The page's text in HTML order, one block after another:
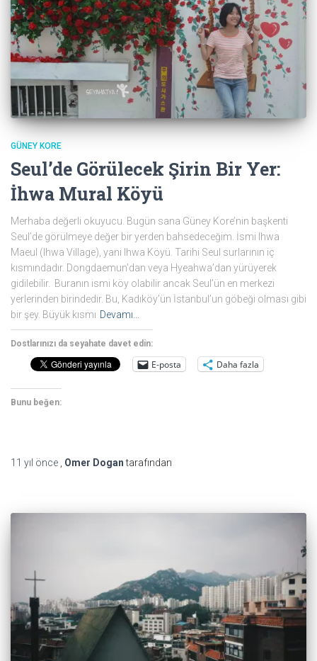
GÜNEY KORE
Seul’de Görülecek Şirin Bir Yer:
İhwa Mural Köyü
Merhaba değerli okuyucu. Bugün sana Güney Kore’nin başkenti
Seul’de görülmeye değer bir yerden bahsedeceğim. İsmi Ihwa
Maeul (Ihwa Village), yani Ihwa Köyü. Tarihi Seul surlarının iç
kısmındadır. Dongdaemun’dan veya Hyeahwa’dan yürüyerek
gidilebilir. Buranın ismi köy olabilir ancak Seul’ün en merkezi
yerlerinden birindedir. Bu, Kadıköy’ün İstanbul’un göbeği olması gibi
bir şey. Büyük kısmı Devamı…
Dostlarınızı da seyahate davet edin:
E-posta Daha fazla
Bunu beğen:
11 yıl önce , Omer Dogantarafından